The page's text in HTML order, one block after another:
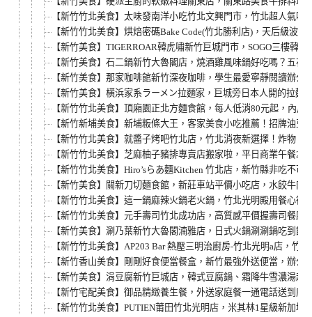
【新竹竹北美食】太味發南洋小吃竹北文興門市，竹北超人氣
【新竹竹北美食】烘焙密碼Bake Code(竹北勝利店)，天后級波
【新竹美食】TIGERROAR韓虎嘯新竹巨城門市，SOGO三樓
【新竹美食】石二鍋新竹大魯閣店，燒酒雞風味鍋好吃嗎？五花
【新竹美食】那家咖啡館新竹深夜咖啡，學生最愛寧靜閱讀辦
【新竹美食】横浜家系ラーメン拉麵家，巨城旁日本人開的拉
【新竹竹北美食】頂廂園正北方麵食館，每人低消80元起，內
【新竹新埔美食】新埔粄條大王，客家美食小吃推薦！招牌油
【新竹竹北美食】就醬子烤吧竹北店，竹北消夜新選擇！炸物
【新竹竹北美食】芝麻柚子豬排專賣店搬家啦，平日商業午餐
【新竹竹北美食】Hiro’sらあ麵Kitchen 竹北店，新竹縣非吃不
【新竹美食】關新刀切麵食館，新莊車站平價小吃店，水餃牛
【新竹竹北美食】這一鍋麻辣火鍋老火鍋，竹北光明殿用餐心
【新竹竹北美食】元手壽司竹北成功店，高質感平價握壽司餐
【新竹美食】涮乃葉新竹大魯閣湳雅店，日式火鍋涮涮鍋吃到
【新竹竹北美食】AP203 Bar 熱壓三明治廚房-竹北光明a店，
【新竹香山美食】剛剛好食便當餐盒，新竹最強外送便當，辦
【新竹美食】涓豆腐新竹巨城店，韓式豆腐鍋、霜降牛雪濃湯
【新竹宅配美食】御品精緻養生餐，外送家庭餐一通電話送到
【新竹竹北美食】PUTIEN莆田竹北光明店，米其林1星級新加